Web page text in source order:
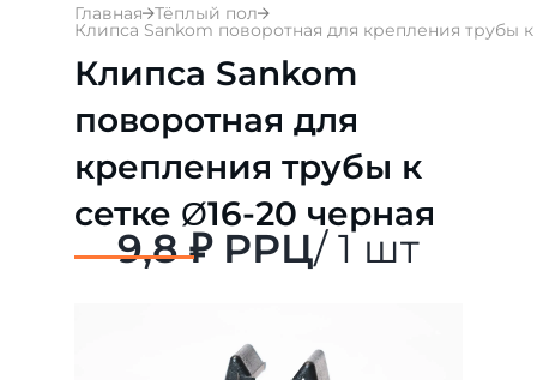
Главная Тёплый пол
Клипса Sankom поворотная для крепления трубы к
9,8 ₽ РРЦ/ 1 шт
Клипса Sankom
поворотная для
крепления трубы к
сетке Ø16-20 черная